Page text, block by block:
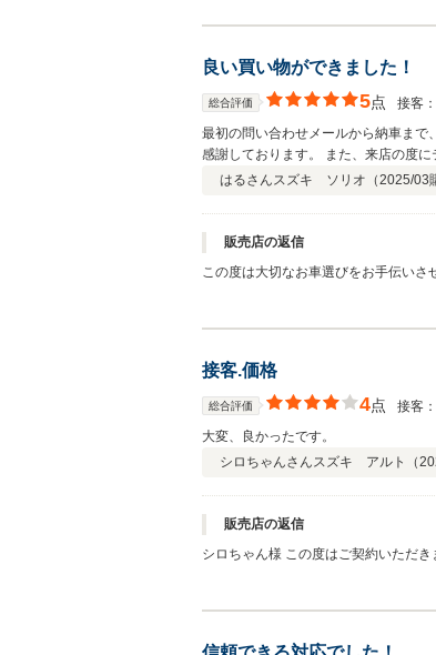
良い買い物ができました！
総合評価 5点 接客：
最初の問い合わせメールから納車まで
感謝しております。 また、来店の度
はるさんスズキ ソリオ（2025/03
販売店の返信
この度は大切なお車選びをお手伝い
接客.価格
総合評価 4点 接客：
大変、良かったです。
シロちゃんさんスズキ アルト（
販売店の返信
シロちゃん様 この度はご契約いただ